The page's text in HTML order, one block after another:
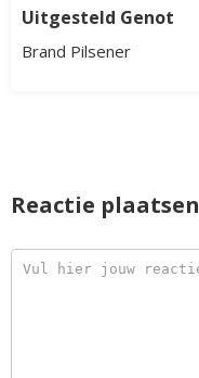
Uitgesteld Genot
Brand Pilsener
Reactie plaatsen